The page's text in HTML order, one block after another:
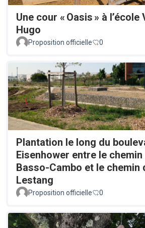
Une cour « Oasis » à l’école
Hugo
Proposition officielle 0
Plantation le long du
Eisenhower entre le chemin
Basso-Cambo et le chemin
Lestang
Proposition officielle 0